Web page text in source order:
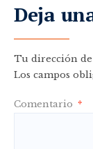
Deja
Tu dirección
Los campos
Comentario *